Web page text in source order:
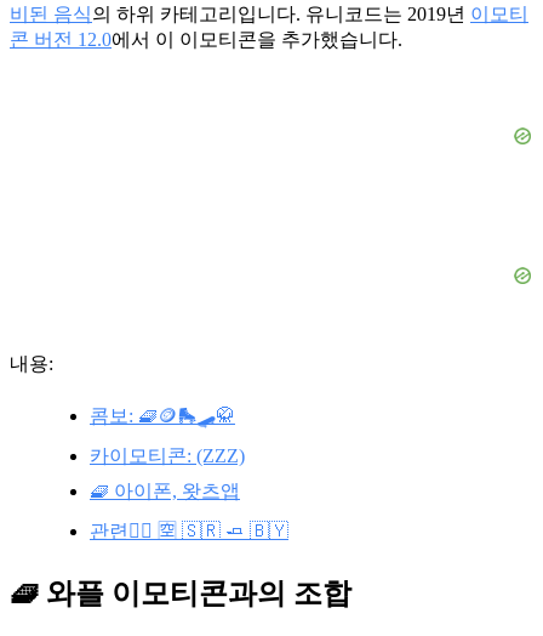
비된 음식의 하위 카테고리입니다. 유니코드는 2019년 이모티
콘 버전 12.0에서 이 이모티콘을 추가했습니다.
내용:
콤보: 🧇🪙🛼🛹🥋
카이모티콘: (ZZZ)
🧇 아이폰, 왓츠앱
관련🧗‍♀️ 🈳 🇸🇷 🧈 🇧🇾
🧇 와플 이모티콘과의 조합